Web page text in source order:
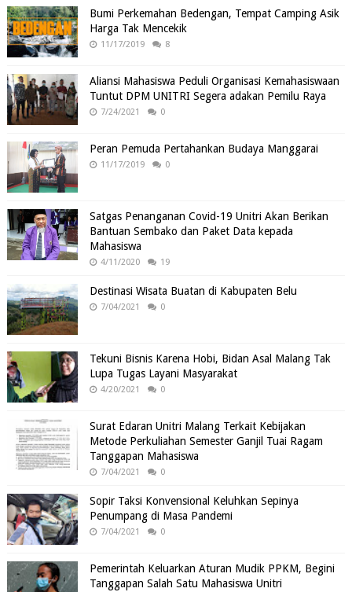
Bumi Perkemahan Bedengan, Tempat Camping Asik
Harga Tak Mencekik
11/17/2019 8
Aliansi Mahasiswa Peduli Organisasi Kemahasiswaan
Tuntut DPM UNITRI Segera adakan Pemilu Raya
7/24/2021 0
Peran Pemuda Pertahankan Budaya Manggarai
11/17/2019 0
Satgas Penanganan Covid-19 Unitri Akan Berikan
Bantuan Sembako dan Paket Data kepada
Mahasiswa
4/11/2020 19
Destinasi Wisata Buatan di Kabupaten Belu
7/04/2021 0
Tekuni Bisnis Karena Hobi, Bidan Asal Malang Tak
Lupa Tugas Layani Masyarakat
4/20/2021 0
Surat Edaran Unitri Malang Terkait Kebijakan
Metode Perkuliahan Semester Ganjil Tuai Ragam
Tanggapan Mahasiswa
7/04/2021 0
Sopir Taksi Konvensional Keluhkan Sepinya
Penumpang di Masa Pandemi
7/04/2021 0
Pemerintah Keluarkan Aturan Mudik PPKM, Begini
Tanggapan Salah Satu Mahasiswa Unitri